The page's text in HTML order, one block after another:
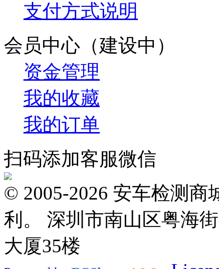
支付方式说明
会员中心（建设中）
资金管理
我的收藏
我的订单
扫码添加客服微信
© 2005-2026 安车检测商
利。 深圳市南山区粤海
大厦35楼